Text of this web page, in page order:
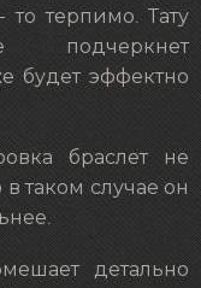
терпимо. Тату
подчеркнет
будет эффектно
браслет не
таком случае он
детально